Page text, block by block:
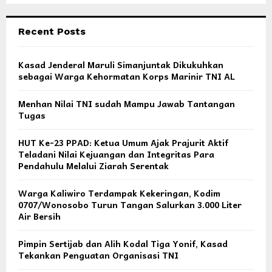
Recent Posts
Kasad Jenderal Maruli Simanjuntak Dikukuhkan
sebagai Warga Kehormatan Korps Marinir TNI AL
Menhan Nilai TNI sudah Mampu Jawab Tantangan
Tugas
HUT Ke-23 PPAD: Ketua Umum Ajak Prajurit Aktif
Teladani Nilai Kejuangan dan Integritas Para
Pendahulu Melalui Ziarah Serentak
Warga Kaliwiro Terdampak Kekeringan, Kodim
0707/Wonosobo Turun Tangan Salurkan 3.000 Liter
Air Bersih
Pimpin Sertijab dan Alih Kodal Tiga Yonif, Kasad
Tekankan Penguatan Organisasi TNI